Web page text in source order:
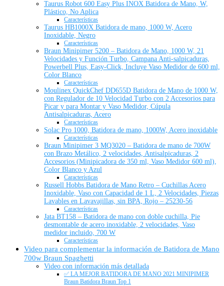
Taurus Robot 600 Easy Plus INOX Batidora de Mano, W,
Plástico, No Aplica
Características
Taurus HB1000X Batidora de mano, 1000 W, Acero
Inoxidable, Negro
Características
Braun Minipimer 5200 – Batidora de Mano, 1000 W, 21
Velocidades y Función Turbo, Campana Anti-salpicaduras,
Powerbell Plus, Easy-Click, Incluye Vaso Medidor de 600 ml,
Color Blanco
Características
Moulinex QuickChef DD655D Batidora de Mano de 1000 W,
con Regulador de 10 Velocidad Turbo con 2 Accesorios para
Picar y para Montar y Vaso Medidor, Cúpula
Antisalpicaduras, Acero
Características
Solac Pro 1000, Batidora de mano, 1000W, Acero inoxidable
Características
Braun Minipimer 3 MQ3020 – Batidora de mano de 700W
con Brazo Metálico, 2 velocidades, Antisalpicaduras, 2
Accesorios (Minipicadora de 350 ml, Vaso Medidor 600 ml),
Color Blanco y Azul
Características
Russell Hobbs Batidora de Mano Retro – Cuchillas Acero
Inoxidable, Vaso con Capacidad de 1 L, 2 Velocidades, Piezas
Lavables en Lavavajillas, sin BPA, Rojo – 25230-56
Características
Jata BT158 – Batidora de mano con doble cuchilla, Pie
desmontable de acero inoxidable, 2 velocidades, Vaso
medidor incluido, 700 W
Características
Video para complementar la información de Batidora de Mano
700w Braun Spaghetti
Video con información más detallada
✅ LA MEJOR BATIDORA DE MANO 2021 MINIPIMER
Braun Batidora Braun Top 1